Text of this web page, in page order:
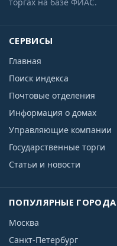
торгах на базе ФИАС.
СЕРВИСЫ
Главная
Поиск индекса
Почтовые отделения
Информация о домах
Управляющие компании
Государственные торги
Статьи и новости
ПОПУЛЯРНЫЕ ГОРОДА
Москва
Санкт-Петербург